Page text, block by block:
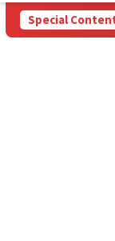
Special
Antara